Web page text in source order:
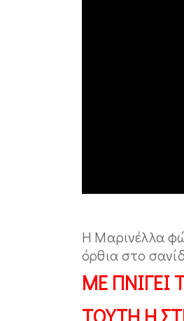
Η Μαρινέλλα
όρθια στο
ΜΕ ΠΝΙΓΕΙ
ΤΟΥΤΗ Η